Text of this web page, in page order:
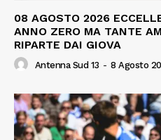
08 AGOSTO 2026
ANNO ZERO MA TANTE
RIPARTE DAI GIOVA
Antenna Sud 13 - 8 Agosto